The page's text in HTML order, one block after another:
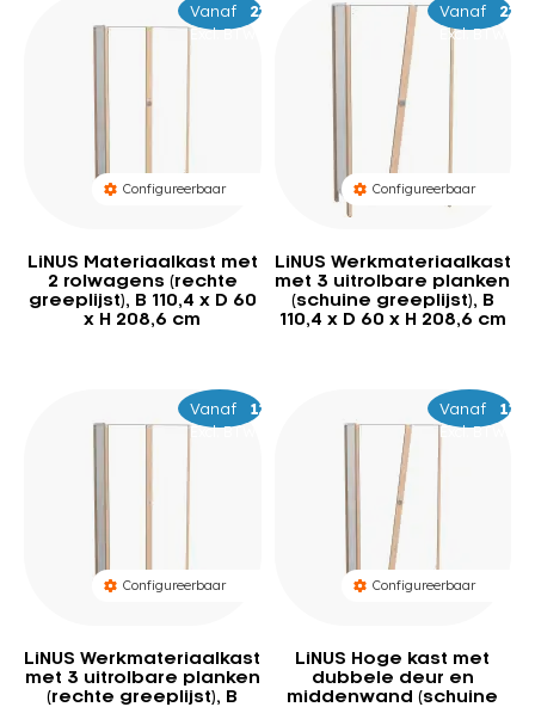
Configureerbaar
LiNUS Materiaalkast met
2 rolwagens (rechte
greeplijst), B 110,4 x D 60
x H 208,6 cm
Vanaf 2.269
2.359
Excl. BTW
Configureerbaar
LiNUS Werkmateriaalkast
met 3 uitrolbare planken
(schuine greeplijst), B
110,4 x D 60 x H 208,6 cm
Vanaf
Excl. BTW
Configureerbaar
LiNUS Werkmateriaalkast
met 3 uitrolbare planken
(rechte greeplijst), B
Vanaf 1.929
2.019
Excl. BTW
Configureerbaar
LiNUS Hoge kast met
dubbele deur en
middenwand (schuine
Vanaf
Excl. BTW